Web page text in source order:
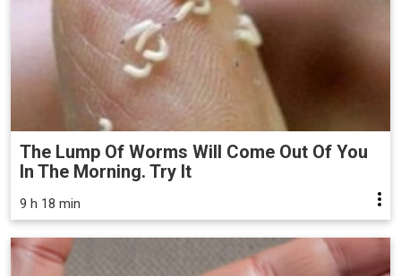
The Lump Of Worms Will Come Out Of You
In The Morning. Try It
9 h 18 min